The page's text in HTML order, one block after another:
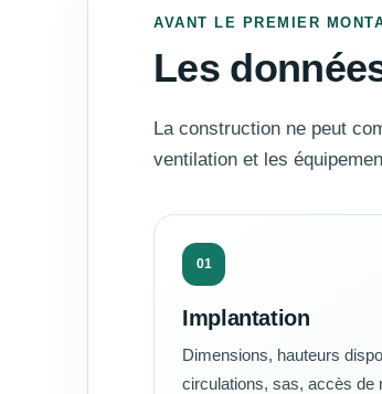
AVANT LE PREMIER
Les
La construction ne peut
ventilation et les
01
Implantation
Dimensions, hauteurs
circulations, sas, accès de